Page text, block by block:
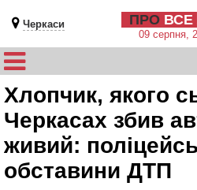
Черкаси ПРО ВСЕ
09 серпня,
Хлопчик, якого
Черкасах збив
живий:
обставини ДТП